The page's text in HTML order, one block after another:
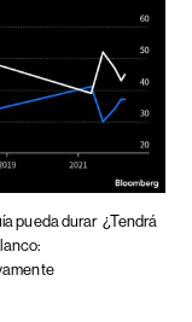
pueda durar ¿Tendrá